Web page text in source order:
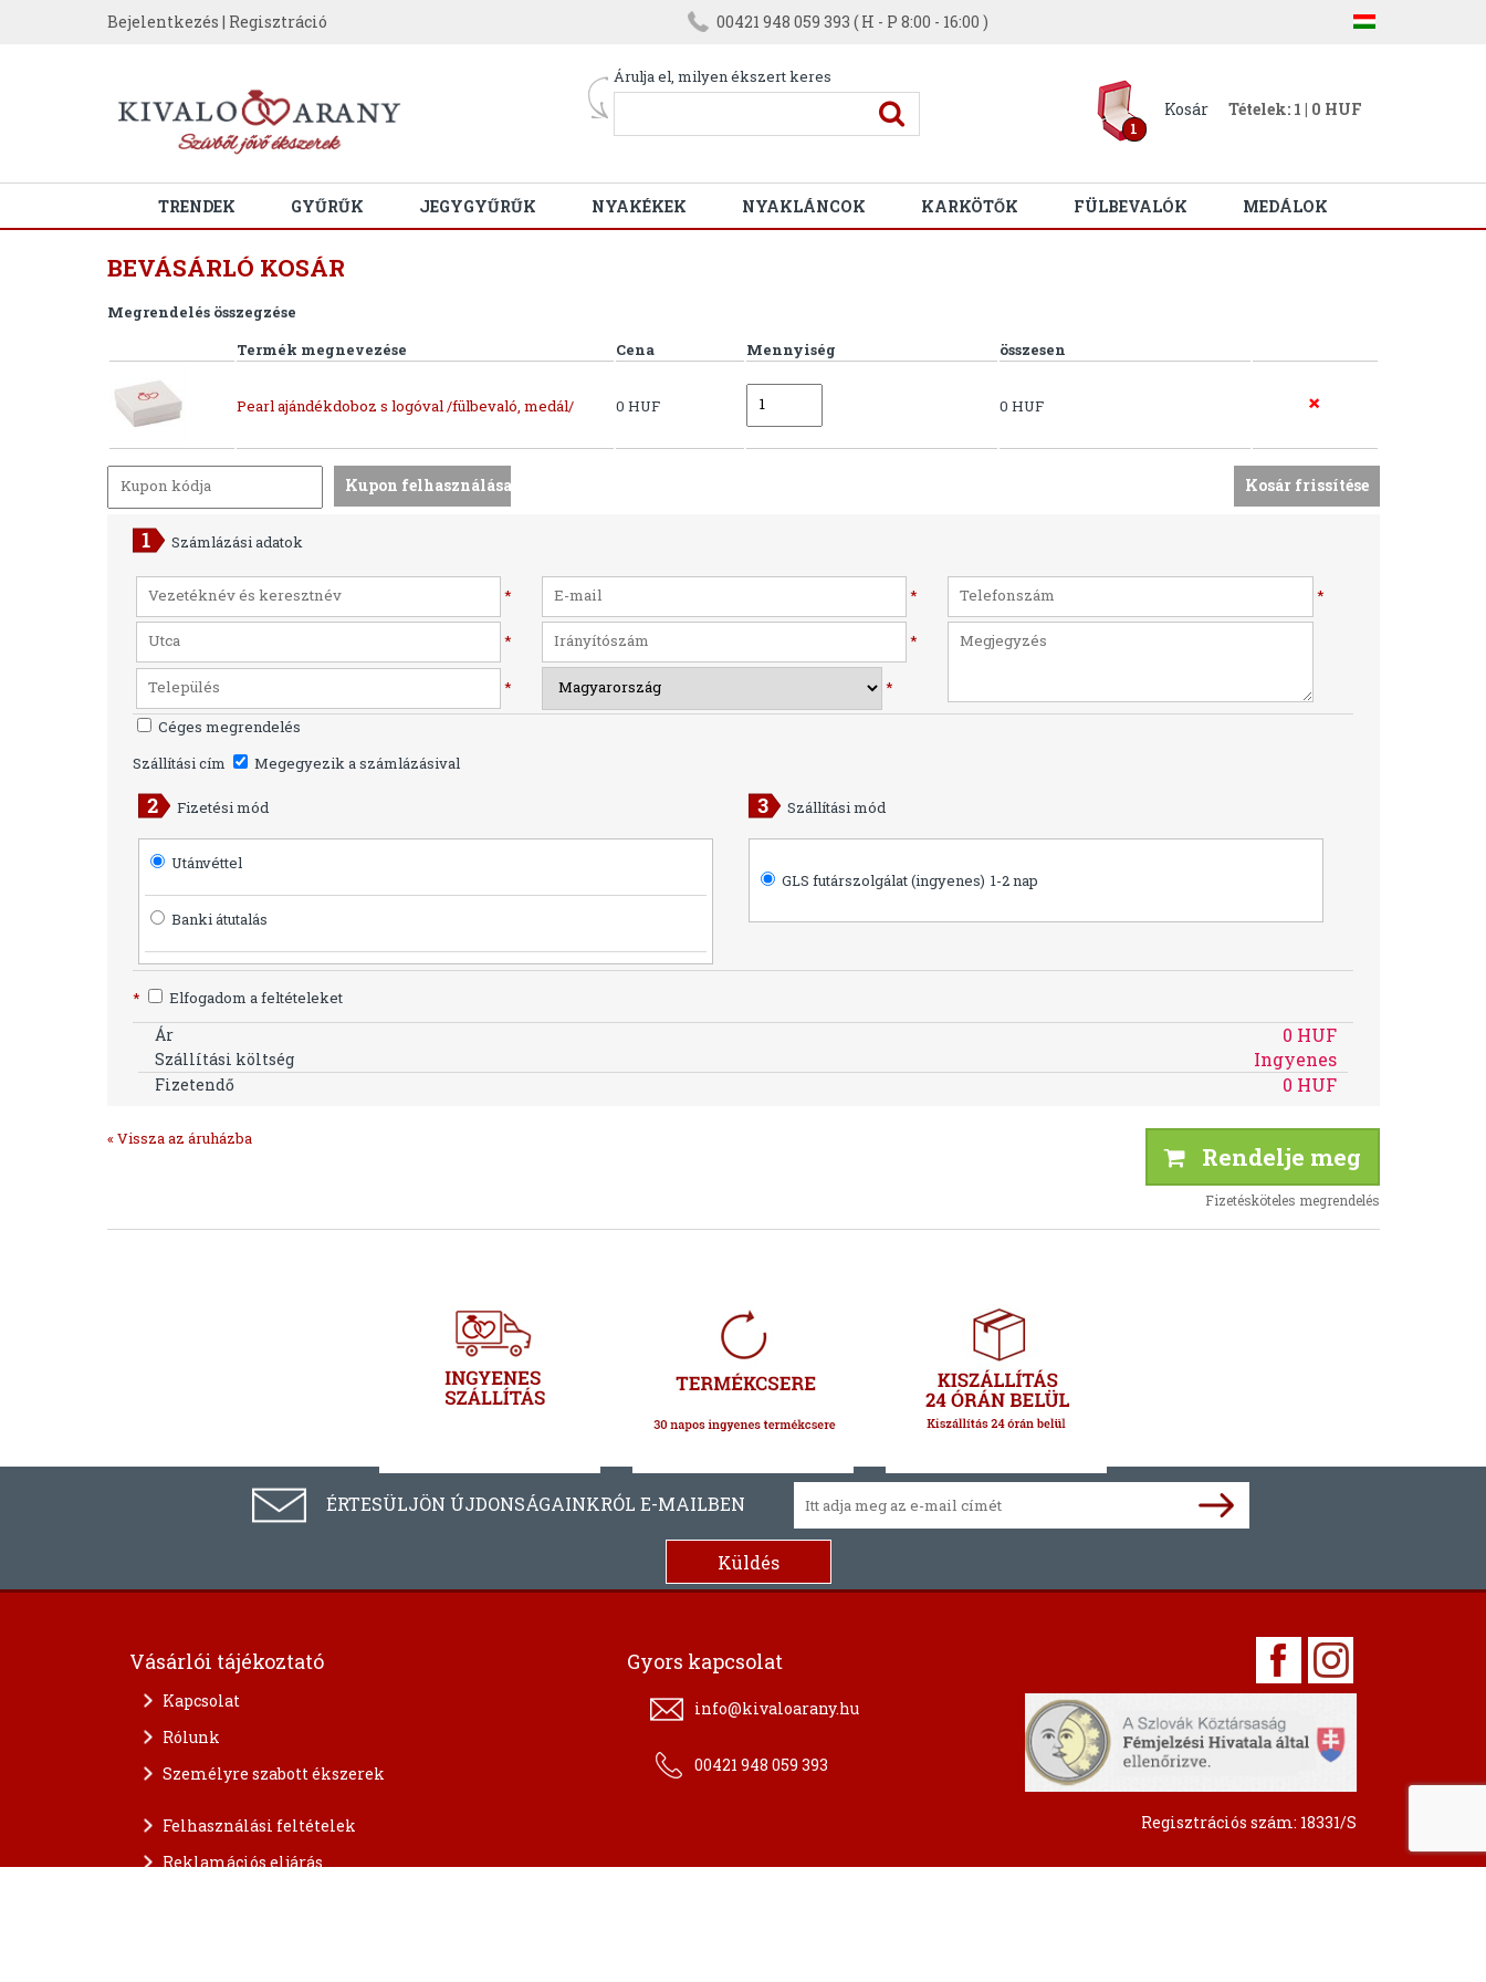
Bejelentkezés | Regisztráció 00421 948 059 393 ( H - P 8:00 - 16:00 )
Árulja el, milyen ékszert keres
1
Kosár Tételek: 1 | 0 HUF
TRENDEK GYŰRŰK JEGYGYŰRŰK NYAKÉKEK NYAKLÁNCOK KARKÖTŐK FÜLBEVALÓK MEDÁLOK
BEVÁSÁRLÓ KOSÁR
Megrendelés összegzése
Termék megnevezése
Cena Mennyiség összesen
Pearl ajándékdoboz s logóval /fülbevaló, medál/ 0 HUF 0 HUF
Számlázási adatok
* * *
* *
*
*
Céges megrendelés
Szállítási cím
Megegyezik a számlázásival
Fizetési mód
Utánvéttel
Banki átutalás
Szállítási mód
GLS futárszolgálat (ingyenes) 1-2 nap
* Elfogadom a feltételeket
Ár 0 HUF
Szállítási költség Ingyenes
Fizetendő 0 HUF
« Vissza az áruházba
Rendelje meg
Fizetésköteles megrendelés
ÉRTESÜLJÖN ÚJDONSÁGAINKRÓL E-MAILBEN
Vásárlói tájékoztató
Kapcsolat
Rólunk
Személyre szabott ékszerek
Felhasználási feltételek
Reklamációs eljárás
Gyors kapcsolat
info@kivaloarany.hu
00421 948 059 393
Regisztrációs szám: 18331/S